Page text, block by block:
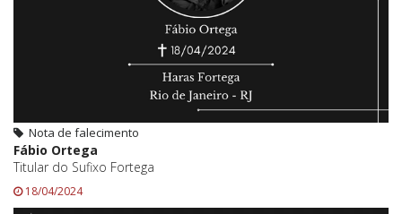
Nota de falecimento
Fábio Ortega
Titular do Sufixo Fortega
18/04/2024